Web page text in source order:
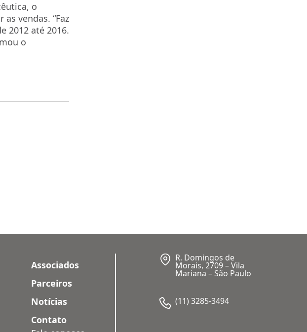
o
vendas. “Faz
2012 até 2016.
o
Associados
Parceiros
Notícias
Contato
R. Domingos de
Morais, 2709 – Vila
Mariana – São Paulo
(11) 3285-3494